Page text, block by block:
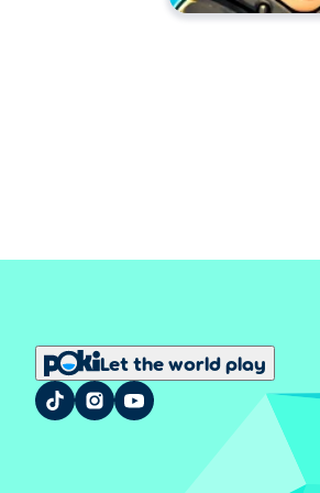
Let the world play